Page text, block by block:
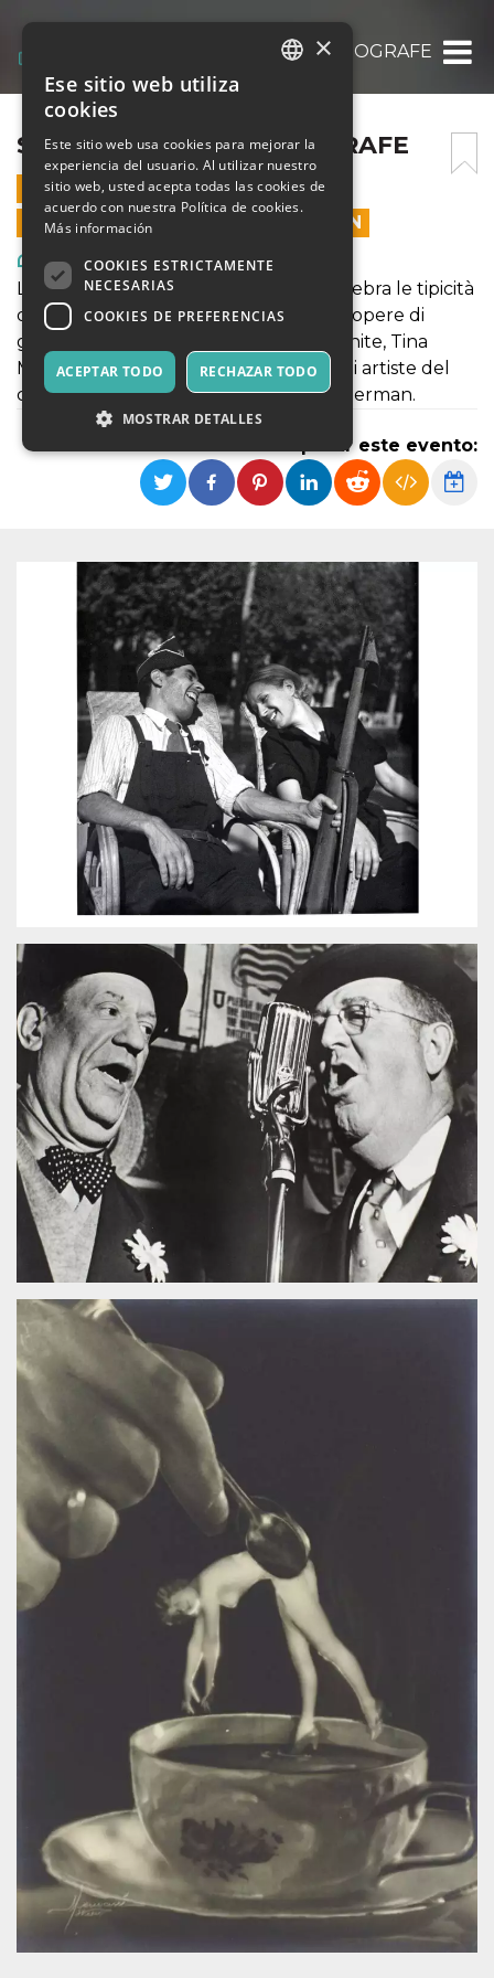
STORIE A SCATTI: FOTOGRAFE
STORIE A SCATTI: FOTOGRAFE
10 DICIEMBRE 2022 - 10:00
LAS VENTAS EN LÍNEA TERMINARON
Arte, Exposiciones, Museos
La mostra Storie a Scatti: Fotografe celebra le tipicità
dello sguardo femminile attraverso le opere di
grandi fotografe (Margaret Bourke White, Tina
Modotti, Diana Arbus e tante altre) e di artiste del
calibro di Marina Abramović e Cindy Sherman.
Compartir este evento:
SPANISH
×
Ese sitio web utiliza
cookies
Este sitio web usa cookies para mejorar la
experiencia del usuario. Al utilizar nuestro
sitio web, usted acepta todas las cookies de
acuerdo con nuestra Política de cookies.
Más información
COOKIES ESTRICTAMENTE
NECESARIAS
COOKIES DE PREFERENCIAS
ACEPTAR TODO RECHAZAR TODO
MOSTRAR DETALLES
Cookies estrictamente necesarias
Las cookies estrictamente necesarias permiten
la funcionalidad principal del sitio web, como
el inicio de sesión de usuario y la gestión de
cuentas. El sitio web no se puede utilizar
correctamente sin las cookies estrictamente
Nombre
Proveedor /
Dominio
Vencimiento Descripción
cf_clearance
Cloudflare,
Inc.
.oooh.events
1 año
Esta cookie es
servicio
CloudFlare para
identificar el
tráfico web de
confianza y
anular cualquier
dirección IP del
esencial para
apoyar las
funciones de
seguridad de un
sitio web y
proporcionar
protección
contra visitantes
maliciosos.
wordpress_test_cookie
Automattic
.oooh.events
Sesión
Se utiliza en
sitios creados
con Wordpress.
Comprueba si el
navegador tiene
habilitadas las
cookies
PHPSESSID
oooh.events
Sesión
Cookie
generada por
aplicaciones
basadas en el
lenguaje PHP.
Este es un
Stripe
m.stripe.com
1 año 1 mes
rendimiento y la
optimización de
los servicios de
procesamiento
de pagos,
facilitando el
almacenamiento
de contenidos
en el navegador
para hacer que
las páginas se
carguen más
rápido.
CookieScriptConsent
CookieScript
4 semanas 2
El servicio